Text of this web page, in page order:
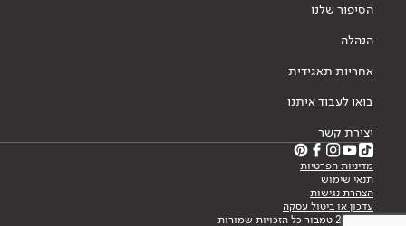
הסיפור שלנו
הנהלה
אחריות תאגידית
בואו לעבוד איתנו
יצירת קשר
מדיניות הפרטיות
תנאי שימוש
הצהרת נגישות
עדכון או ביטול עסקה
© 2026 טמבור כל הזכויות שמורות